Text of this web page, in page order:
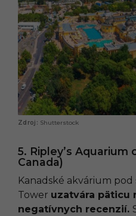
Shutterstock
5. Ripley’s Aquarium
Canada)
Kanadské akvárium pod
Tower uzatvára päticu
negatívnych recenzií.